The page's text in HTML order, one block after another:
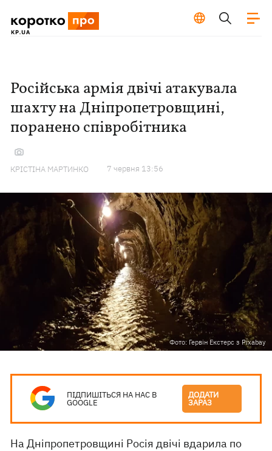
Російська армія двічі атакувала
шахту на Дніпропетровщині,
поранено співробітника
КРІСТІНА МАРТИНКО 7 червня 13:56
Фото: Гервін Екстерс з Pixabay
ПІДПИШІТЬСЯ НА НАС В
GOOGLE
ДОДАТИ
ЗАРАЗ
На Дніпропетровщині Росія двічі вдарила по